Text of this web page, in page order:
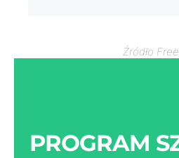
Źródło
PROGRAM